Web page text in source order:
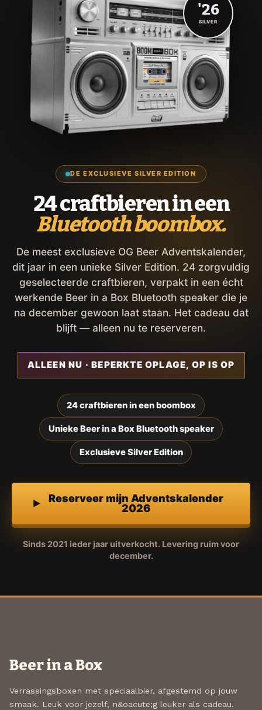
DE EXCLUSIEVE SILVER EDITION
24 craftbieren in een
Bluetooth boombox.
De meest exclusieve OG Beer Adventskalender,
dit jaar in een unieke Silver Edition. 24 zorgvuldig
geselecteerde craftbieren, verpakt in een écht
werkende Beer in a Box Bluetooth speaker die je
na december gewoon laat staan. Het cadeau dat
blijft — alleen nu te reserveren.
ALLEEN NU · BEPERKTE OPLAGE, OP IS OP
24 craftbieren in een boombox
Unieke Beer in a Box Bluetooth speaker
Exclusieve Silver Edition
Reserveer mijn Adventskalender
2026
Sinds 2021 ieder jaar uitverkocht. Levering ruim voor
december.
'26
SILVER
Beer in a Box
Verrassingsboxen met speciaalbier, afgestemd op jouw
smaak. Leuk voor jezelf, n&oacute;g leuker als cadeau.